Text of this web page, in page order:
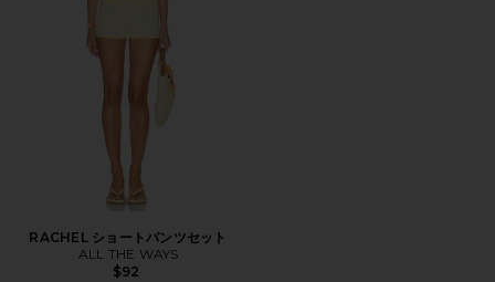
RACHEL ショートパンツセット
ALL THE WAYS
$92